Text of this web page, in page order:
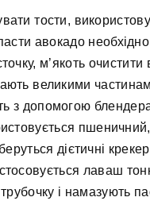
тости,
авокадо необхідно
м’якоть очистити
великими
з допомогою
дієтичні
лаваш
і намазують